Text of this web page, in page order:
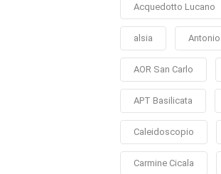
Acquedotto Lucano
alsia
AOR San Carlo
APT Basilicata
Caleidoscopio
Carmine Cicala